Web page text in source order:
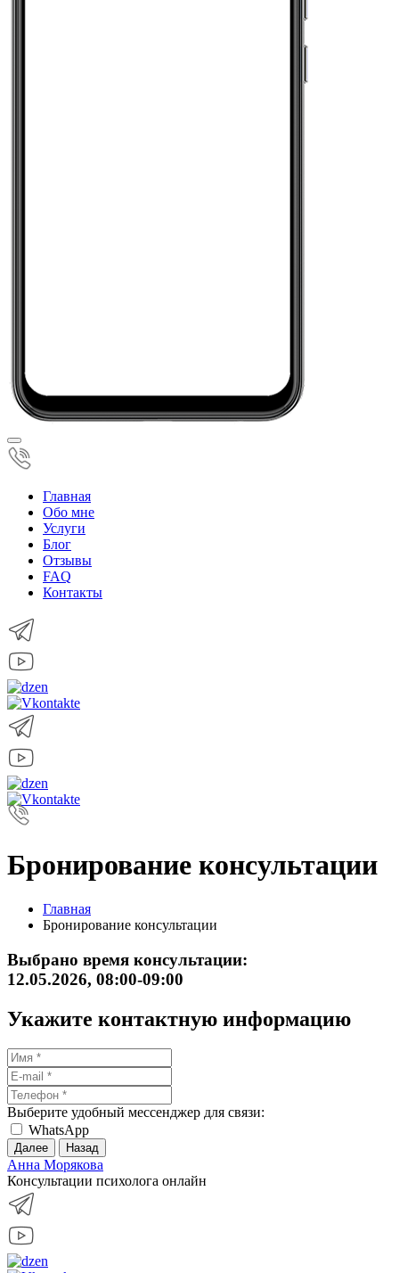
Главная
Обо мне
Услуги
Блог
Отзывы
FAQ
Контакты
Бронирование консультации
Главная
Бронирование консультации
Выбрано время консультации:
12.05.2026, 08:00-09:00
Укажите контактную информацию
Выберите удобный мессенджер для связи:
WhatsApp
Далее Назад
Анна Морякова
Консультации психолога онлайн